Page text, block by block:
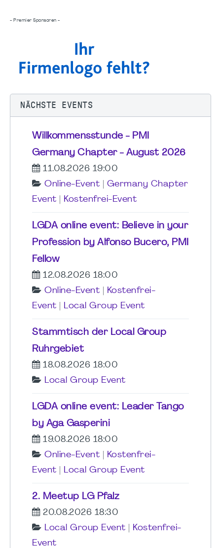
- Premier Sponsoren -
NÄCHSTE EVENTS
Willkommensstunde - PMI
Germany Chapter - August 2026
11.08.2026 19:00
Online-Event
Germany Chapter
Event
Kostenfrei-Event
LGDA online event: Believe in your
Profession by Alfonso Bucero, PMI
Fellow
12.08.2026 18:00
Online-Event
Kostenfrei-
Event
Local Group Event
Stammtisch der Local Group
Ruhrgebiet
18.08.2026 18:00
Local Group Event
LGDA online event: Leader Tango
by Aga Gasperini
19.08.2026 18:00
Online-Event
Kostenfrei-
Event
Local Group Event
2. Meetup LG Pfalz
20.08.2026 18:30
Local Group Event
Kostenfrei-
Event